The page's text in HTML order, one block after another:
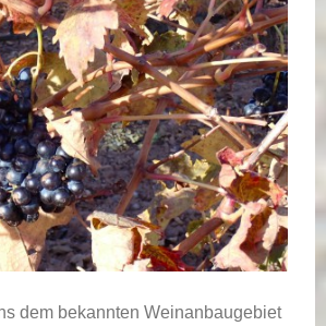
dem bekannten Weinanbaugebiet